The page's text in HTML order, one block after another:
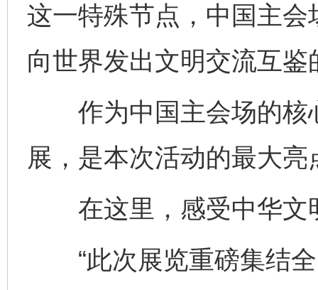
这一特殊节点，中国主
向世界发出文明交流互鉴
作为中国主会场的核
展，是本次活动的最大亮
在这里，感受中华文
“此次展览重磅集结全